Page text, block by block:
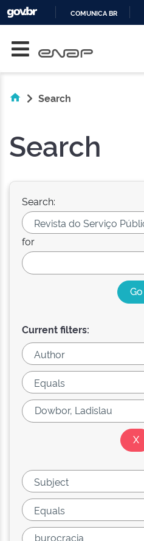
COMUNICA BR
Search
Search
Search:
for
Current filters: